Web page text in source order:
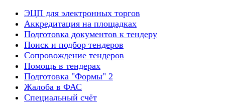
ЭЦП для электронных торгов
Аккредитация на площадках
Подготовка документов к тендеру
Поиск и подбор тендеров
Сопровождение тендеров
Помощь в тендерах
Подготовка "Формы" 2
Жалоба в ФАС
Специальный счёт